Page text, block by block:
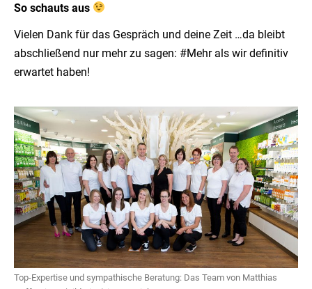
So schauts aus
Vielen Dank für das Gespräch und deine Zeit …da bleibt
abschließend nur mehr zu sagen: #Mehr als wir definitiv
erwartet haben!
Top-Expertise und sympathische Beratung: Das Team von Matthias